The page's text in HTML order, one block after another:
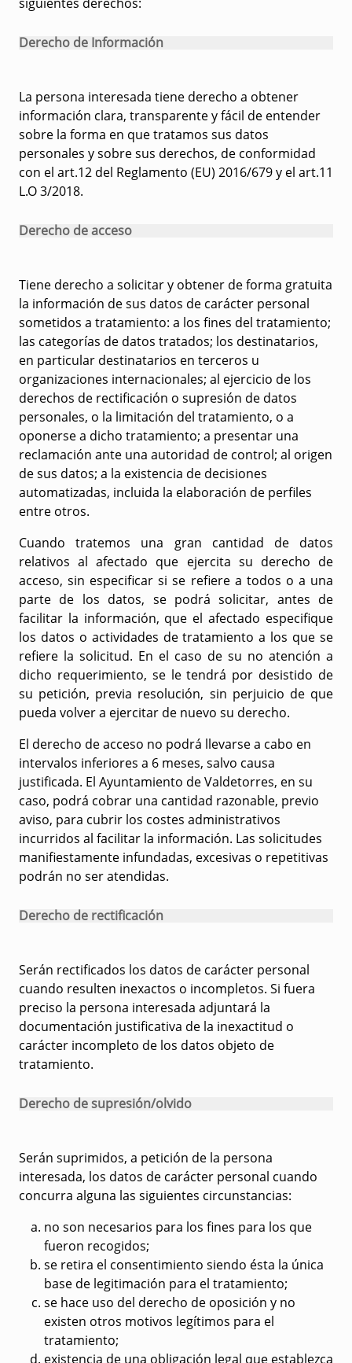
Derecho de Información
La persona interesada tiene derecho a obtener
información clara, transparente y fácil de entender
sobre la forma en que tratamos sus datos
personales y sobre sus derechos, de conformidad
con el art.12 del Reglamento (EU) 2016/679 y el art.11
L.O 3/2018.
Derecho de acceso
Tiene derecho a solicitar y obtener de forma gratuita
la información de sus datos de carácter personal
sometidos a tratamiento: a los fines del tratamiento;
las categorías de datos tratados; los destinatarios,
en particular destinatarios en terceros u
organizaciones internacionales; al ejercicio de los
derechos de rectificación o supresión de datos
personales, o la limitación del tratamiento, o a
oponerse a dicho tratamiento; a presentar una
reclamación ante una autoridad de control; al origen
de sus datos; a la existencia de decisiones
automatizadas, incluida la elaboración de perfiles
entre otros.
Cuando tratemos una gran cantidad de datos
relativos al afectado que ejercita su derecho de
acceso, sin especificar si se refiere a todos o a una
parte de los datos, se podrá solicitar, antes de
facilitar la información, que el afectado especifique
los datos o actividades de tratamiento a los que se
refiere la solicitud. En el caso de su no atención a
dicho requerimiento, se le tendrá por desistido de
su petición, previa resolución, sin perjuicio de que
pueda volver a ejercitar de nuevo su derecho.
El derecho de acceso no podrá llevarse a cabo en
intervalos inferiores a 6 meses, salvo causa
justificada. El Ayuntamiento de Valdetorres, en su
caso, podrá cobrar una cantidad razonable, previo
aviso, para cubrir los costes administrativos
incurridos al facilitar la información. Las solicitudes
manifiestamente infundadas, excesivas o repetitivas
podrán no ser atendidas.
Derecho de rectificación
Serán rectificados los datos de carácter personal
cuando resulten inexactos o incompletos. Si fuera
preciso la persona interesada adjuntará la
documentación justificativa de la inexactitud o
carácter incompleto de los datos objeto de
tratamiento.
Derecho de supresión/olvido
Serán suprimidos, a petición de la persona
interesada, los datos de carácter personal cuando
concurra alguna las siguientes circunstancias:
no son necesarios para los fines para los que
fueron recogidos;
se retira el consentimiento siendo ésta la única
base de legitimación para el tratamiento;
se hace uso del derecho de oposición y no
existen otros motivos legítimos para el
tratamiento;
existencia de una obligación legal que establezca